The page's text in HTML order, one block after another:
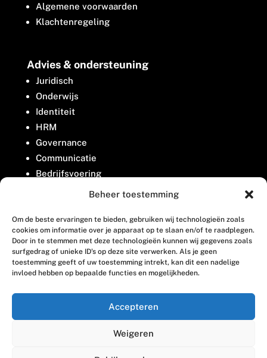
Beheer toestemming
Om de beste ervaringen te bieden, gebruiken wij technologieën zoals
cookies om informatie over je apparaat op te slaan en/of te raadplegen.
Door in te stemmen met deze technologieën kunnen wij gegevens zoals
surfgedrag of unieke ID's op deze site verwerken. Als je geen
toestemming geeft of uw toestemming intrekt, kan dit een nadelige
invloed hebben op bepaalde functies en mogelijkheden.
Accepteren
Weigeren
Algemene voorwaarden
Klachtenregeling
Advies & ondersteuning
Juridisch
Onderwijs
Identiteit
HRM
Governance
Communicatie
Bedrijfsvoering
Belangenbehartiging
Contact
Houttuinlaan 8
3447 GM Woerden